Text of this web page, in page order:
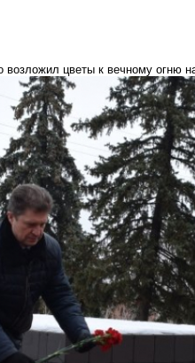
цветы к вечному огню